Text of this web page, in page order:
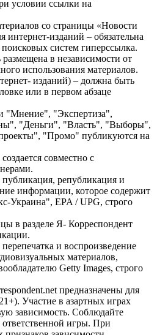
условии ссылки на
со страницы «Новости
изданий – обязательна
систем гиперссылка.
в независимости от
использования материалов.
изданий) – должна быть
или в первом абзаце
"Мнение", "Экспертиза",
"Деньги", "Власть", "Выборы",
"Промо" публикуются на
совместно с
републикация и
информации, которое содержит
Украина", EPA / UPG, строго
в разделе Я- Корреспондент
и воспроизведение
материалов,
Getty Images, строго
предназначены для
Участие в азартных играх
зависимость. Соблюдайте
игры. При